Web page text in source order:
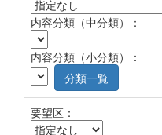
内容分類（中分類）：
内容分類（小分類）：
分類一覧
要望区：